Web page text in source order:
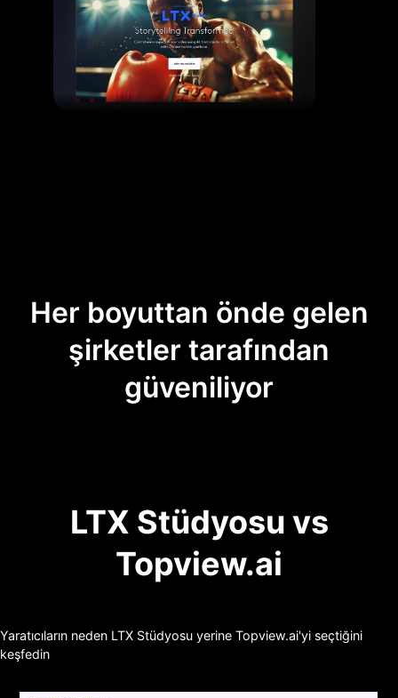
Her boyuttan önde gelen
şirketler tarafından
güveniliyor
LTX Stüdyosu vs
Topview.ai
Yaratıcıların neden LTX Stüdyosu yerine Topview.ai'yi seçtiğini
keşfedin